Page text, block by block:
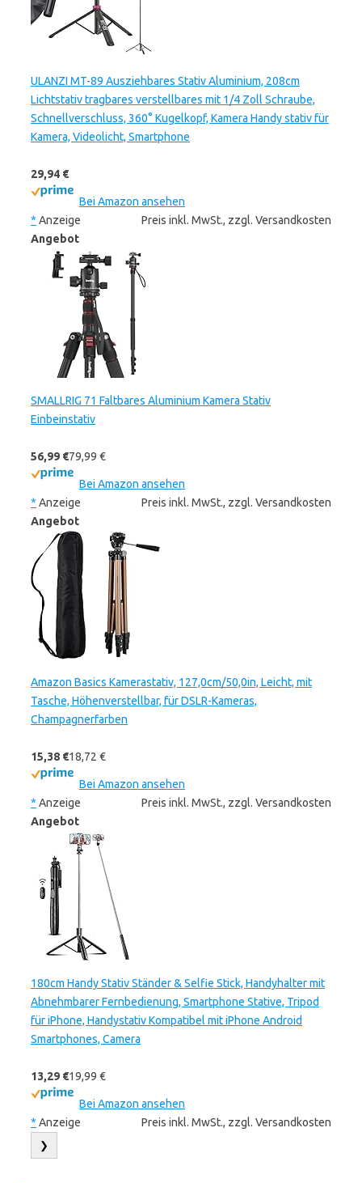
ULANZI MT-89 Ausziehbares Stativ Aluminium, 208cm
Lichtstativ tragbares verstellbares mit 1/4 Zoll Schraube,
Schnellverschluss, 360° Kugelkopf, Kamera Handy stativ für
Kamera, Videolicht, Smartphone
29,94 €
Bei Amazon ansehen
* Anzeige
Preis inkl. MwSt., zzgl. Versandkosten
Angebot
SMALLRIG 71 Faltbares Aluminium Kamera Stativ
Einbeinstativ
56,99 €79,99 €
Bei Amazon ansehen
* Anzeige
Preis inkl. MwSt., zzgl. Versandkosten
Angebot
Amazon Basics Kamerastativ, 127,0cm/50,0in, Leicht, mit
Tasche, Höhenverstellbar, für DSLR-Kameras,
Champagnerfarben
15,38 €18,72 €
Bei Amazon ansehen
* Anzeige
Preis inkl. MwSt., zzgl. Versandkosten
Angebot
180cm Handy Stativ Ständer & Selfie Stick, Handyhalter mit
Abnehmbarer Fernbedienung, Smartphone Stative, Tripod
für iPhone, Handystativ Kompatibel mit iPhone Android
Smartphones, Camera
13,29 €19,99 €
Bei Amazon ansehen
* Anzeige Preis inkl. MwSt., zzgl. Versandkosten
❯